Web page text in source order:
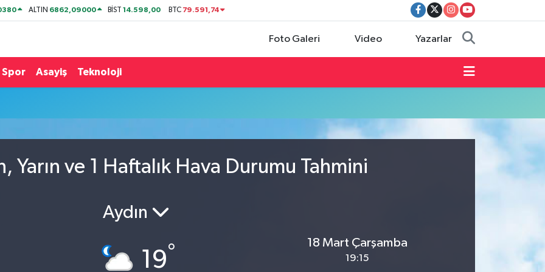
ALTIN 6862,09000 BİST14.598,00 BTC 79.591,74
Foto Galeri Video Yazarlar
Spor Asayiş Teknoloji
Yarın ve 1 Haftalık Hava Durumu Tahmini
Aydın
19°
18 Mart Çarşamba
19:15